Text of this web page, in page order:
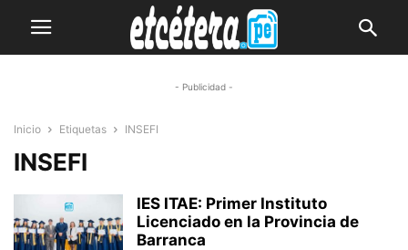
- Publicidad -
Inicio Etiquetas INSEFI
INSEFI
IES ITAE: Primer Instituto
Licenciado en la Provincia de
Barranca